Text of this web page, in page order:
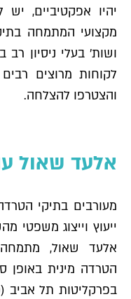
יהיו אפקטיביים,
מקצועי המתמחה
ושות׳ בעלי ניסיון
לקוחות מרוצים
והצטרפו להצלחה.
אלעד שאול
מעורבים בתיקי
ייעוץ וייצוג משפטי
אלעד שאול, מתמחה
הטרדה מינית באופן
בפרקליטות תל אביב